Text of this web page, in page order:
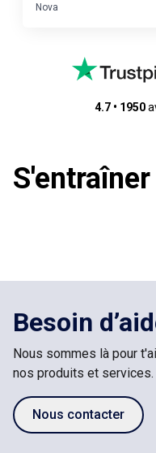
Nova
4.7• 1950
Besoin
Nous sommes là pour
nos produits et services.
Nous contacter